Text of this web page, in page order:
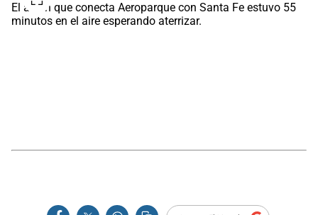
El avión que conecta Aeroparque con Santa Fe estuvo 55
minutos en el aire esperando aterrizar.